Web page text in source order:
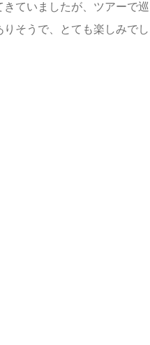
ていましたが、ツアーで巡
そうで、とても楽しみでし